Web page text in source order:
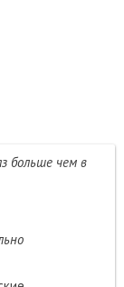
больше чем в